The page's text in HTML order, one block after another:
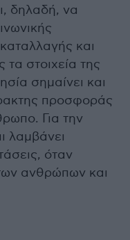
δηλαδή, να
και
στοιχεία της
σημαίνει και
προσφοράς
Για την
λαμβάνει
όταν
ανθρώπων και